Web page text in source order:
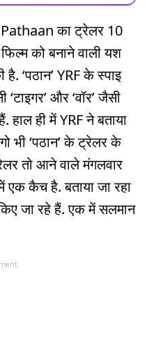
का ट्रेलर 10
को बनाने वाली यश
‘पठान’ YRF के स्पाइ
‘टाइगर’ और ‘वॉर’ जैसी
हाल ही में YRF ने बताया
भी ‘पठान’ के ट्रेलर के
तो आने वाले मंगलवार
एक कैच है. बताया जा रहा
जा रहे हैं. एक में सलमान